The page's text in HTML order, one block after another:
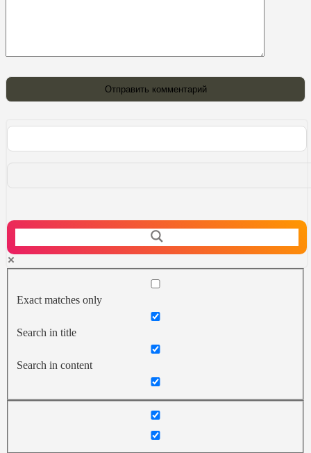
Exact matches only
Search in title
Search in content